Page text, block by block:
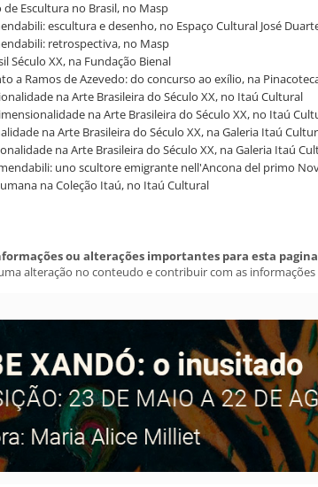
de Escultura no Brasil, no Masp
escultura e desenho, no Espaço Cultural José
retrospectiva, no Masp
Século XX, na Fundação Bienal
a Ramos de Azevedo: do concurso ao exílio, na
na Arte Brasileira do Século XX, no Itaú Cultural
na Arte Brasileira do Século XX, no Itaú
na Arte Brasileira do Século XX, na Galeria Itaú
na Arte Brasileira do Século XX, na Galeria Itaú
uno scultore emigrante nell'Ancona del primo
na Coleção Itaú, no Itaú Cultural
ou alterações importantes para esta
alteração no conteudo e contribuir com as